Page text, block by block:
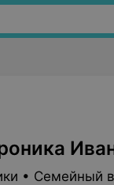
• Семейный